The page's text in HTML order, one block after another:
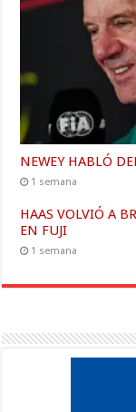
NEWEY HABLÓ
1 semana
HAAS VOLVIÓ A
EN FUJI
1 semana